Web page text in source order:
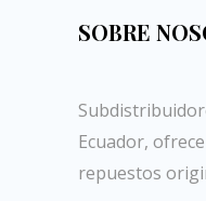
SOBRE
Ecuador,
repuestos